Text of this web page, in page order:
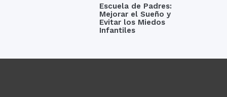
Escuela de Padres:
Mejorar el Sueño y
Evitar los Miedos
Infantiles